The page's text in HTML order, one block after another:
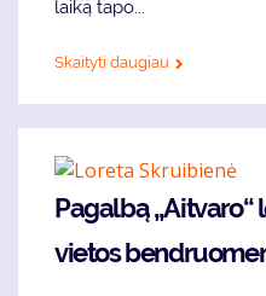
lai­ką ta­po...
Skaityti daugiau
Pa­gal­bą
vietos